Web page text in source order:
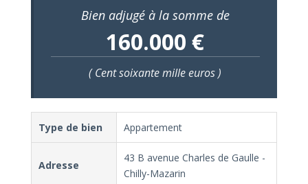
Bien adjugé à la somme de
160.000 €
( Cent soixante mille euros )
Type de bien Appartement
Adresse
43 B avenue Charles de Gaulle -
Chilly-Mazarin